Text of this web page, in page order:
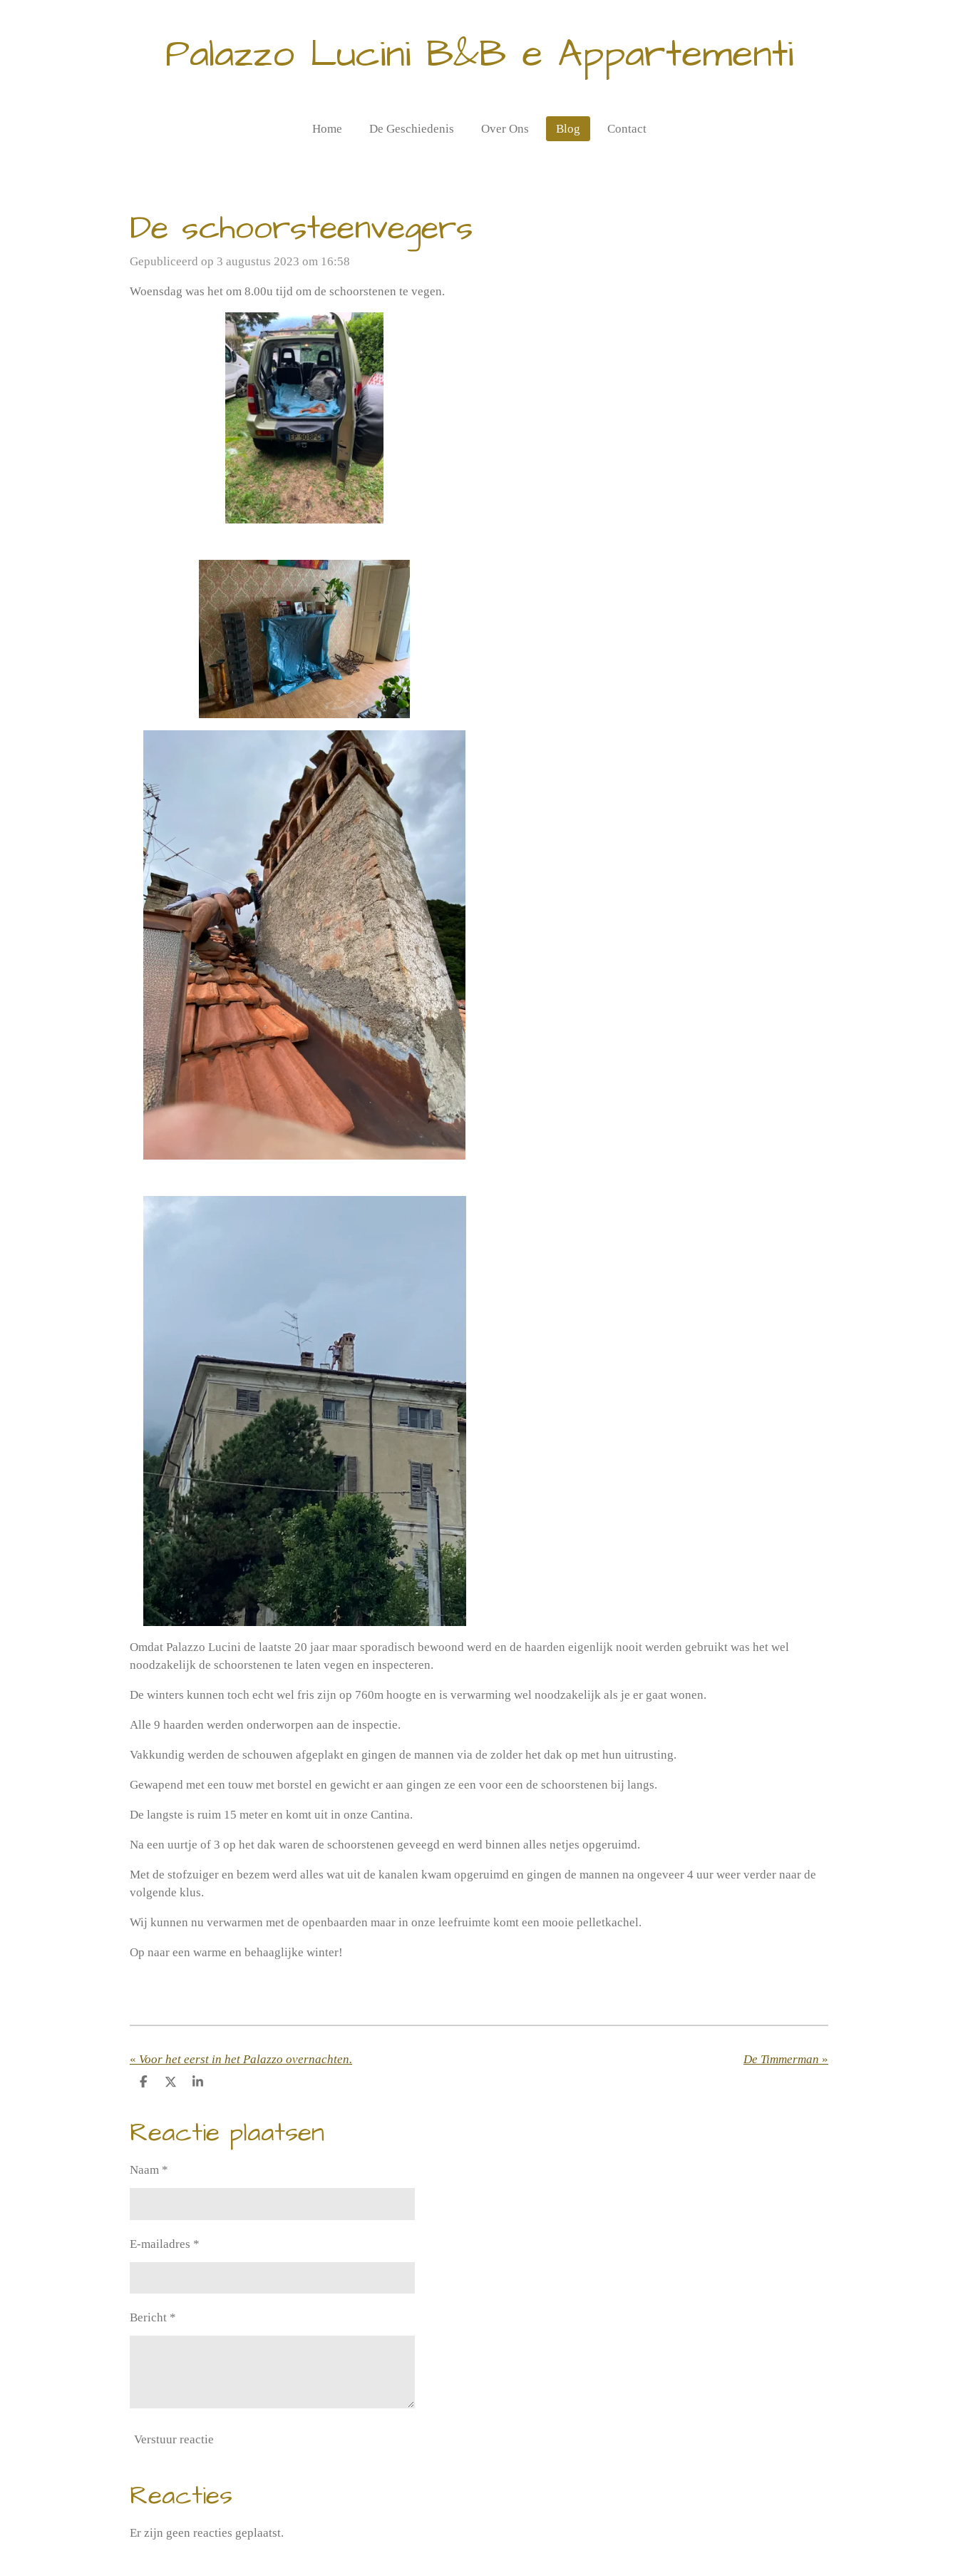
Palazzo Lucini B&B e Appartementi
Home De Geschiedenis Over Ons Blog Contact
De schoorsteenvegers
Gepubliceerd op 3 augustus 2023 om 16:58
Woensdag was het om 8.00u tijd om de schoorstenen te vegen.
Omdat Palazzo Lucini de laatste 20 jaar maar sporadisch bewoond werd en de haarden eigenlijk nooit werden gebruikt was het wel
noodzakelijk de schoorstenen te laten vegen en inspecteren.
De winters kunnen toch echt wel fris zijn op 760m hoogte en is verwarming wel noodzakelijk als je er gaat wonen.
Alle 9 haarden werden onderworpen aan de inspectie.
Vakkundig werden de schouwen afgeplakt en gingen de mannen via de zolder het dak op met hun uitrusting.
Gewapend met een touw met borstel en gewicht er aan gingen ze een voor een de schoorstenen bij langs.
De langste is ruim 15 meter en komt uit in onze Cantina.
Na een uurtje of 3 op het dak waren de schoorstenen geveegd en werd binnen alles netjes opgeruimd.
Met de stofzuiger en bezem werd alles wat uit de kanalen kwam opgeruimd en gingen de mannen na ongeveer 4 uur weer verder naar de
volgende klus.
Wij kunnen nu verwarmen met de openbaarden maar in onze leefruimte komt een mooie pelletkachel.
Op naar een warme en behaaglijke winter!
« Voor het eerst in het Palazzo overnachten. De Timmerman »
D
e
n
D
S
r
e
Reactie plaatsen
Naam *
E-mailadres *
Bericht *
Verstuur reactie
Reacties
Er zijn geen reacties geplaatst.